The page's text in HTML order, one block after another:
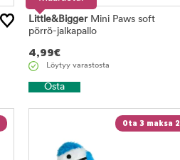
Little&BiggerMini Paws soft
pörrö-jalkapallo
4,99€
Löytyy varastosta
Osta
Ota 3 maksa 2